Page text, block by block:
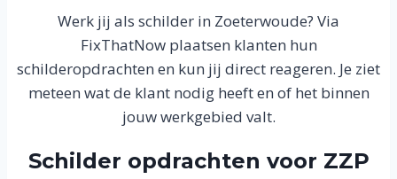
Werk jij als schilder in Zoeterwoude? Via
FixThatNow plaatsen klanten hun
schilderopdrachten en kun jij direct reageren. Je ziet
meteen wat de klant nodig heeft en of het binnen
jouw werkgebied valt.
Schilder opdrachten voor ZZP